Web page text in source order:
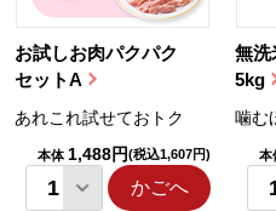
お試しお肉パクパク
セットA
あれこれ試せておトク
本体 1,488円(税込1,607円)
かごへ
無
5kg
噛む
本